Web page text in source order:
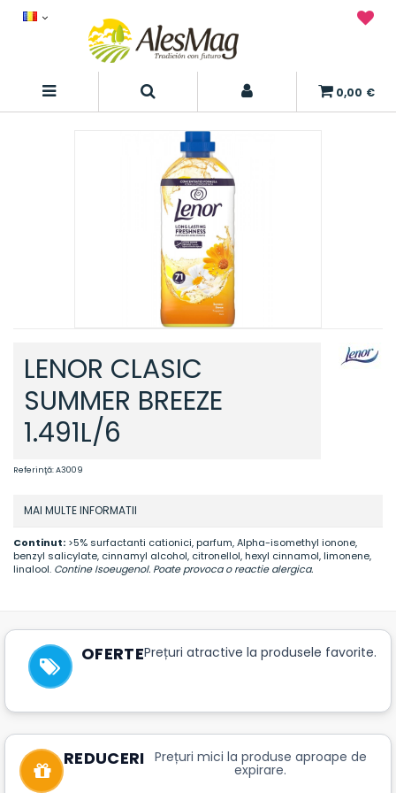
0,00 €
LENOR CLASIC
SUMMER BREEZE
1.491L/6
Referinţă:A3009
MAI MULTE INFORMATII
Continut: >5% surfactanti cationici, parfum, Alpha-isomethyl ionone,
benzyl salicylate, cinnamyl alcohol, citronellol, hexyl cinnamol, limonene,
linalool. Contine Isoeugenol. Poate provoca o reactie alergica.
OFERTEPrețuri atractive la produsele favorite.
REDUCERI Prețuri mici la produse aproape de
expirare.